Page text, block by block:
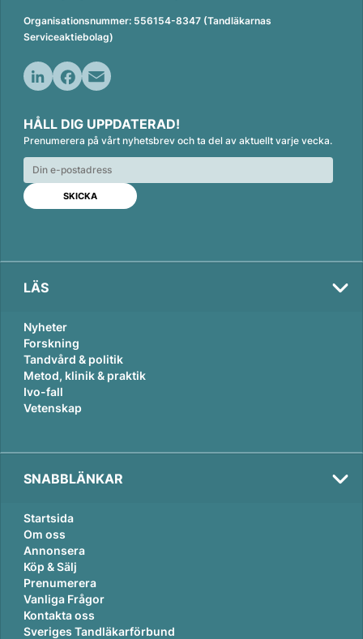
Organisationsnummer: 556154-8347 (Tandläkarnas
Serviceaktiebolag)
n
k
e
d
n
c
e
b
o
o
k
a
i
l
HÅLL DIG UPPDATERAD!
Prenumerera på vårt nyhetsbrev och ta del av aktuellt varje vecka.
LÄS
Nyheter
Forskning
Tandvård & politik
Metod, klinik & praktik
Ivo-fall
Vetenskap
SNABBLÄNKAR
Startsida
Om oss
Annonsera
Köp & Sälj
Prenumerera
Vanliga Frågor
Kontakta oss
Sveriges Tandläkarförbund